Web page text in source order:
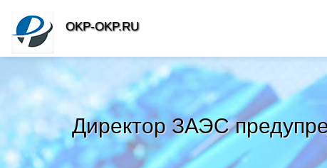
Директор ЗАЭС
OKP-OKP.RU